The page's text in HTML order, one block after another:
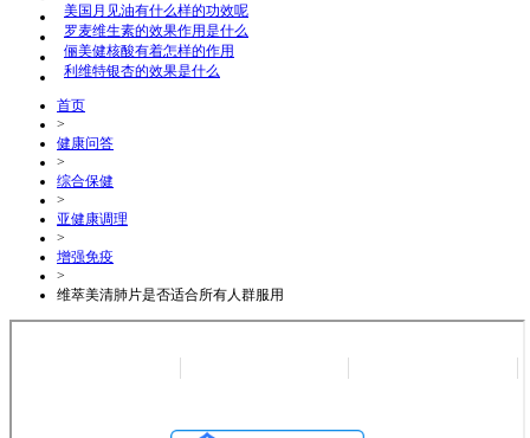
美国月见油有什么样的功效呢
罗麦维生素的效果作用是什么
俪美健核酸有着怎样的作用
利维特银杏的效果是什么
首页
>
健康问答
>
综合保健
>
亚健康调理
>
增强免疫
>
维萃美清肺片是否适合所有人群服用